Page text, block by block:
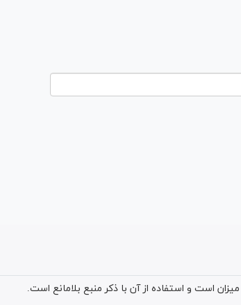
است و استفاده از آن با ذکر منبع بلامانع است.